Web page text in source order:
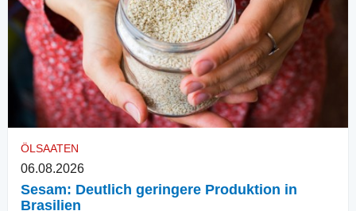
ÖLSAATEN
06.08.2026
Sesam: Deutlich geringere Produktion in
Brasilien